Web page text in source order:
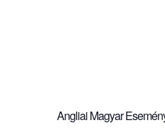
Angliai Magyar